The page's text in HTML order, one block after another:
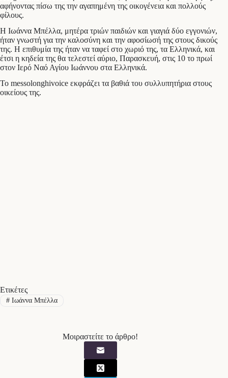
αφήνοντας πίσω της την αγαπημένη της οικογένεια και πολλούς
φίλους.
Η Ιωάννα Μπέλλα, μητέρα τριών παιδιών και γιαγιά δύο εγγονιών,
ήταν γνωστή για την καλοσύνη και την αφοσίωσή της στους δικούς
της. Η επιθυμία της ήταν να ταφεί στο χωριό της, τα Ελληνικά, και
έτσι η κηδεία της θα τελεστεί αύριο, Παρασκευή, στις 10 το πρωί
στον Ιερό Ναό Αγίου Ιωάννου στα Ελληνικά.
Το messolonghivoice εκφράζει τα βαθιά του συλλυπητήρια στους
οικείους της.
Ετικέτες
#Ιωάννα Μπέλλα
Μοιραστείτε το άρθρο!